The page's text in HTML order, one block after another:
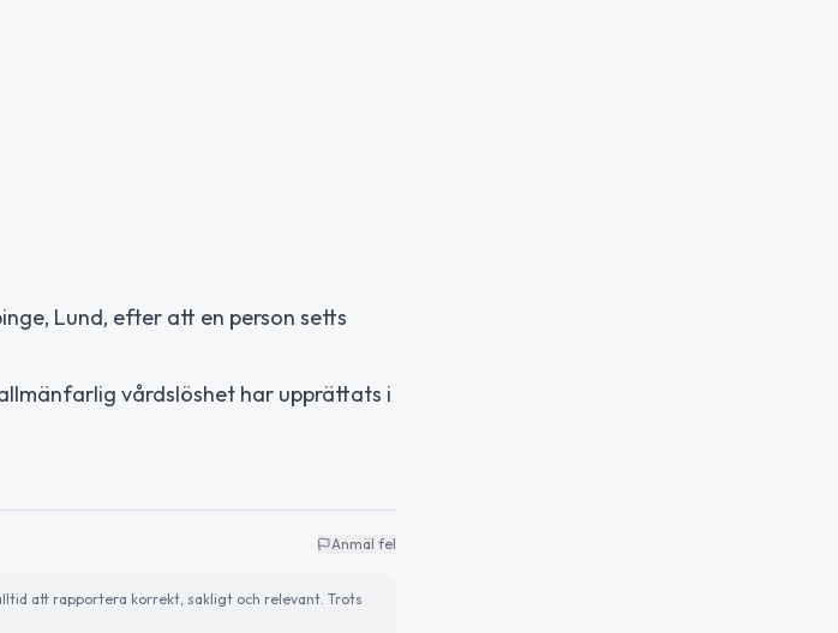
Lund, efter att en person setts
vårdslöshet har upprättats i
Anmäl fel
att rapportera korrekt, sakligt och relevant. Trots